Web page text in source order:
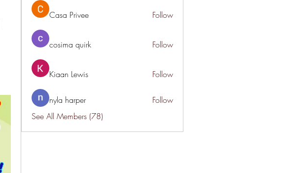
Casa Privee Follow
cosima quirk Follow
Kiaan Lewis Follow
nyla harper
Follow
See All Members (78)